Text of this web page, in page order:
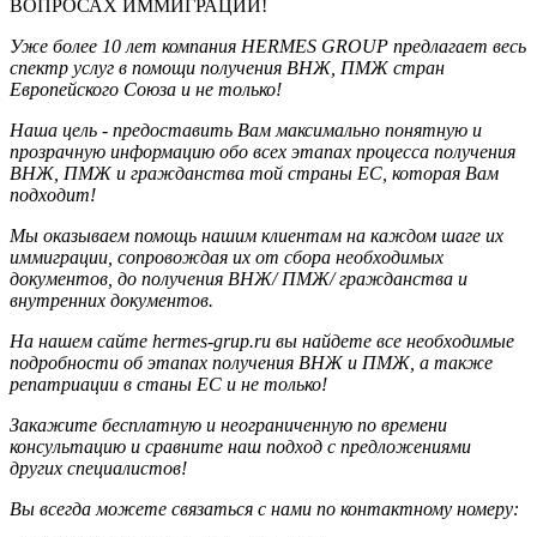
ВОПРОСАХ ИММИГРАЦИИ!
Уже более 10 лет компания HERMES GROUP предлагает весь
спектр услуг в помощи получения ВНЖ, ПМЖ стран
Европейского Союза и не только!
Наша цель - предоставить Вам максимально понятную и
прозрачную информацию обо всех этапах процесса получения
ВНЖ, ПМЖ и гражданства той страны ЕС, которая Вам
подходит!
Мы оказываем помощь нашим клиентам на каждом шаге их
иммиграции, сопровождая их от сбора необходимых
документов, до получения ВНЖ/ ПМЖ/ гражданства и
внутренних документов.
На нашем сайте hermes-grup.ru вы найдете все необходимые
подробности об этапах получения ВНЖ и ПМЖ, а также
репатриации в станы ЕС и не только!
Закажите бесплатную и неограниченную по времени
консультацию и сравните наш подход с предложениями
других специалистов!
Вы всегда можете связаться с нами по контактному номеру: